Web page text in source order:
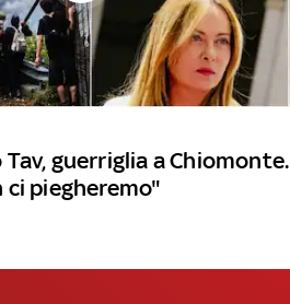
guerriglia a Chiomonte.
piegheremo"